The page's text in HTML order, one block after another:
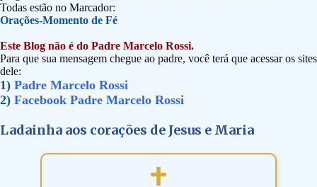
Todas estão no Marcador:
Orações-Momento de Fé
Este Blog não é do Padre Marcelo Rossi.
Para que sua mensagem chegue ao padre, você terá que acessar os sites
dele:
1) Padre Marcelo Rossi
2) Facebook Padre Marcelo Rossi
Ladainha aos corações de Jesus e Maria